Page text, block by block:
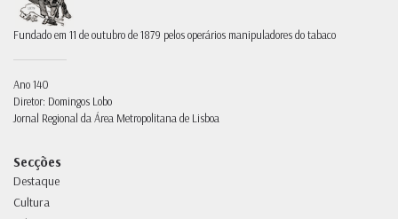
Fundado em 11 de outubro de 1879 pelos operários manipuladores do tabaco
Ano 140
Diretor: Domingos Lobo
Jornal Regional da Área Metropolitana de Lisboa
Secções
Destaque
Cultura